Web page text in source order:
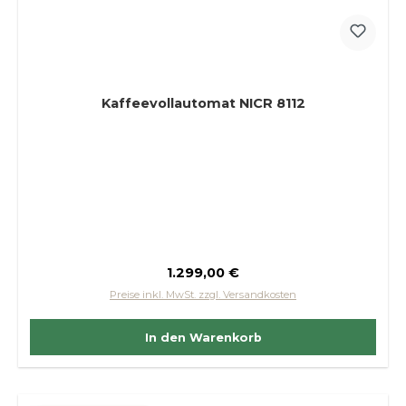
Kaffeevollautomat NICR 8112
Regulärer Preis:
1.299,00 €
Preise inkl. MwSt. zzgl. Versandkosten
In den Warenkorb